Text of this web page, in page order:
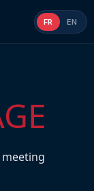
FR EN